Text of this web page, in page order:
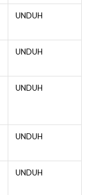
UNDUH
UNDUH
UNDUH
UNDUH
UNDUH